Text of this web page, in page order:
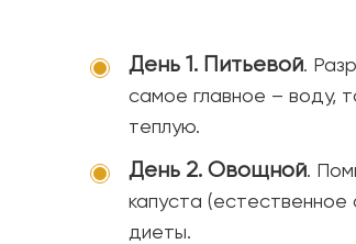
День 1. Питьевой.
самое главное – воду,
теплую.
День 2. Овощной.
капуста
диеты.